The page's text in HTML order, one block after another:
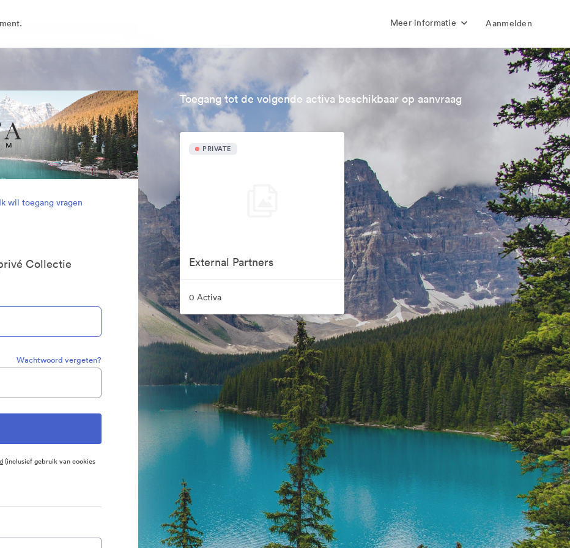
Meer informatie Aanmelden
Ik wil toegang vragen
Collectie
Wachtwoord vergeten?
(inclusief gebruik van cookies
Toegang tot de volgende activa beschikbaar op aanvraag
PRIVATE
External Partners
0 Activa